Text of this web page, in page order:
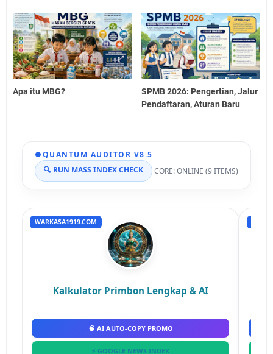
Apa itu MBG?
SPMB 2026: Pengertian, Jalur
Pendaftaran, Aturan Baru
●QUANTUM AUDITOR V8.5
🔍 RUN MASS INDEX CHECK
CORE: ONLINE (9 ITEMS)
WARKASA1919.COM
Kalkulator Primbon Lengkap & AI
🧠 AI AUTO-COPY PROMO
⚡ GOOGLE NEWS INDEX